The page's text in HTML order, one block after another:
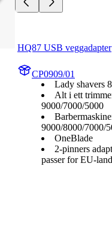
HQ87 USB veggadapter
CP0909/01
Lady shavers
Alt i ett
9000/7000/5000
9000/8000/7000/
OneBlade
2-pinners
passer for EU-land